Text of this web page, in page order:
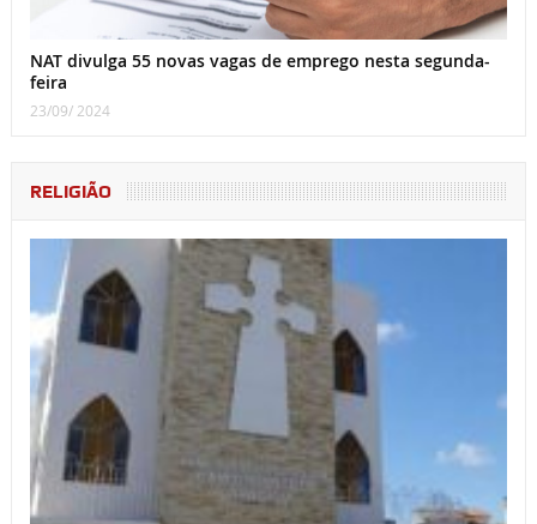
NAT divulga 55 novas vagas de emprego nesta segunda-
feira
23/09/ 2024
RELIGIÃO